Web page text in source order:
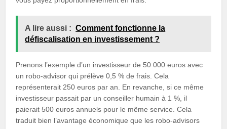
A lire aussi : Comment fonctionne la
défiscalisation en investissement ?
Prenons l’exemple d’un investisseur de 50 000 euros avec
un robo-advisor qui prélève 0,5 % de frais. Cela
représenterait 250 euros par an. En revanche, si ce même
investisseur passait par un conseiller humain à 1 %, il
paierait 500 euros annuels pour le même service. Cela
traduit bien l’avantage économique que les robo-advisors